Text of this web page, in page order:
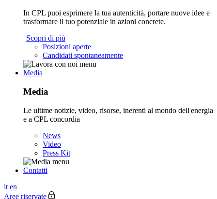
In CPL puoi esprimere la tua autenticità, portare nuove idee e
trasformare il tuo potenziale in azioni concrete.
Scopri di più
Posizioni aperte
Candidati spontaneamente
Media
Media
Le ultime notizie, video, risorse, inerenti al mondo dell'energia
e a CPL concordia
News
Video
Press Kit
Contatti
it en
Aree riservate